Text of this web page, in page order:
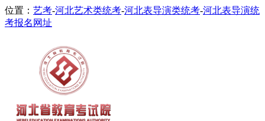
位置： 艺考-河北艺术类统考-河北表导演类统考-河北表导演统
考报名网址